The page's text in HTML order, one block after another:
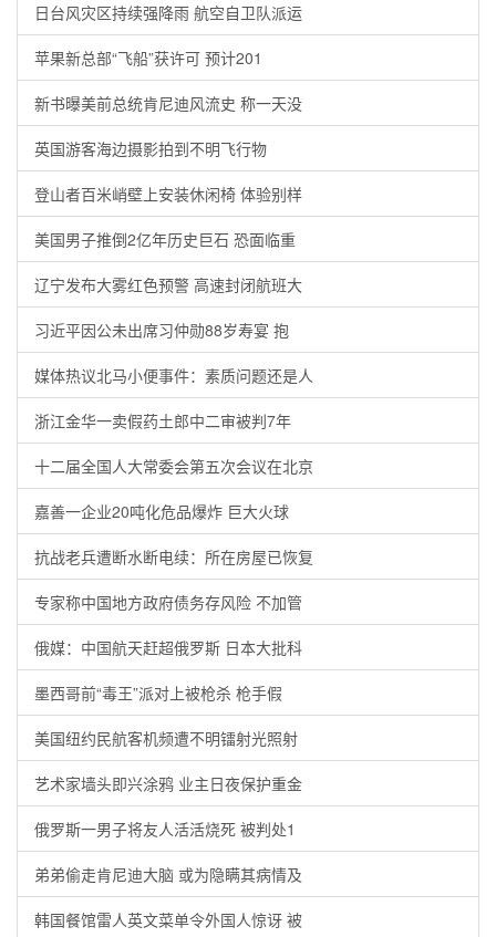
日台风灾区持续强降雨 航空自卫队派运
苹果新总部“飞船”获许可 预计201
新书曝美前总统肯尼迪风流史 称一天没
英国游客海边摄影拍到不明飞行物
登山者百米峭壁上安装休闲椅 体验别样
美国男子推倒2亿年历史巨石 恐面临重
辽宁发布大雾红色预警 高速封闭航班大
习近平因公未出席习仲勋88岁寿宴 抱
媒体热议北马小便事件：素质问题还是人
浙江金华一卖假药土郎中二审被判7年
十二届全国人大常委会第五次会议在北京
嘉善一企业20吨化危品爆炸 巨大火球
抗战老兵遭断水断电续：所在房屋已恢复
专家称中国地方政府债务存风险 不加管
俄媒：中国航天赶超俄罗斯 日本大批科
墨西哥前“毒王”派对上被枪杀 枪手假
美国纽约民航客机频遭不明镭射光照射
艺术家墙头即兴涂鸦 业主日夜保护重金
俄罗斯一男子将友人活活烧死 被判处1
弟弟偷走肯尼迪大脑 或为隐瞒其病情及
韩国餐馆雷人英文菜单令外国人惊讶 被